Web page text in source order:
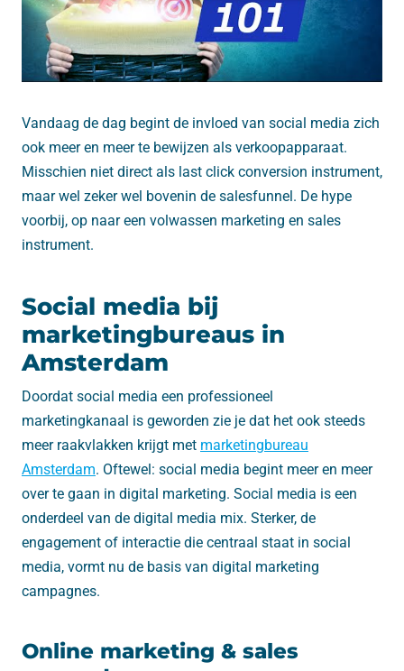
Vandaag de dag begint de invloed van social media zich
ook meer en meer te bewijzen als verkoopapparaat.
Misschien niet direct als last click conversion instrument,
maar wel zeker wel bovenin de salesfunnel. De hype
voorbij, op naar een volwassen marketing en sales
instrument.
Social media bij
marketingbureaus in
Amsterdam
Doordat social media een professioneel
marketingkanaal is geworden zie je dat het ook steeds
meer raakvlakken krijgt met marketingbureau
Amsterdam. Oftewel: social media begint meer en meer
over te gaan in digital marketing. Social media is een
onderdeel van de digital media mix. Sterker, de
engagement of interactie die centraal staat in social
media, vormt nu de basis van digital marketing
campagnes.
Online marketing & sales